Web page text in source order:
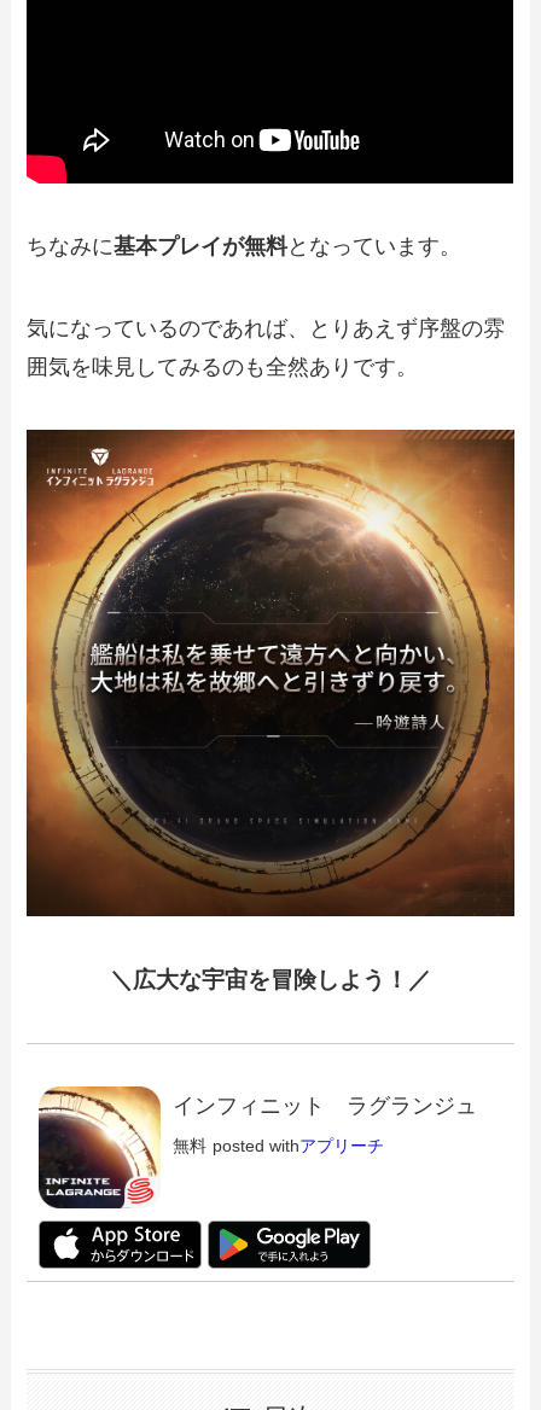
ちなみに基本プレイが無料となっています。
気になっているのであれば、とりあえず序盤の雰
囲気を味見してみるのも全然ありです。
＼広大な宇宙を冒険しよう！／
インフィニット ラグランジュ
無料 posted withアプリーチ